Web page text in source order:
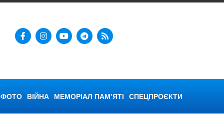
ФОТО ВІЙНА МЕМОРІАЛ ПАМ’ЯТІ СПЕЦПРОЄКТИ